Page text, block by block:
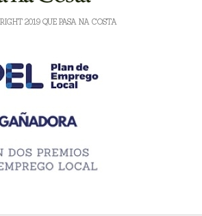
2019 QUE PASA NA COSTA